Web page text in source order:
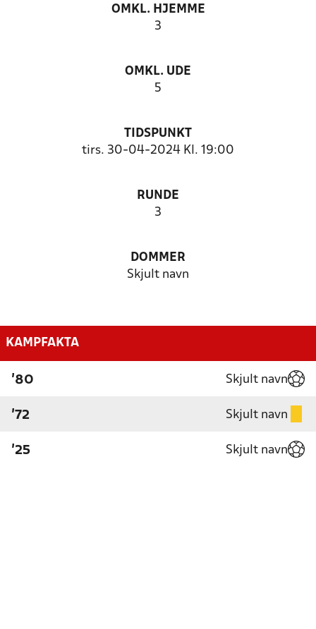
OMKL. HJEMME
3
OMKL. UDE
5
TIDSPUNKT
tirs. 30-04-2024 Kl. 19:00
RUNDE
3
DOMMER
Skjult navn
KAMPFAKTA
'80 Skjult navn
'72 Skjult navn
'25 Skjult navn